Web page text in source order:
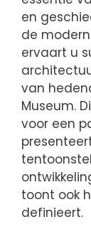
en
de
ervaart u
van
Museum.
voor een
toont ook
definieert.